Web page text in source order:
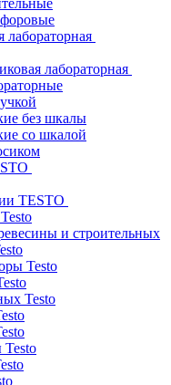
лабораторная
лабораторная
без шкалы
со шкалой
TESTO
и строительных
Testo
Testo